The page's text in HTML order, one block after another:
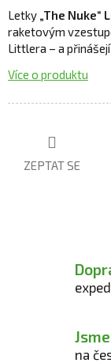
Letky „The Nuke“
raketovým
Littlera – a
Více o produktu
ZEPTAT SE
na